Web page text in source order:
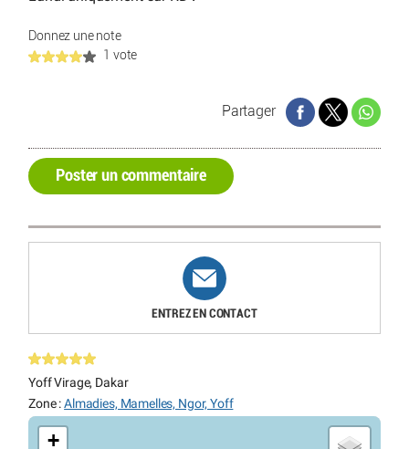
Donnez une note
1 vote
Partager
Poster un commentaire
ENTREZ EN CONTACT
Yoff Virage, Dakar
Zone :Almadies, Mamelles, Ngor, Yoff
+